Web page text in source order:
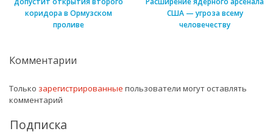
коридора в Ормузском
проливе
США — угроза всему
человечеству
Комментарии
Только зарегистрированные пользователи могут оставлять
комментарий
Подписка